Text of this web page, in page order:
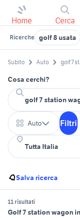
Home Cerca
Ricerche golf 8 usata
Subito Auto golf 7
Cosa cerchi?
Auto Filtri
Salva ricerca
11 risultati
Golf 7 station wagon